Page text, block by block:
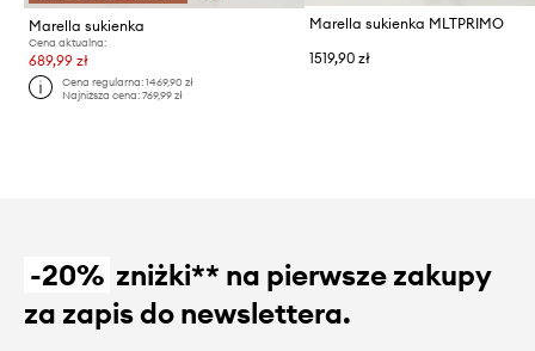
Marella sukienka
Cena aktualna:
689,99 zł
Cena regularna:1469,90 zł
Najniższa cena:769,99 zł
Marella sukienka MLTPRIMO
1519,90 zł
-20% zniżki** na pierwsze zakupy
za zapis do newslettera.